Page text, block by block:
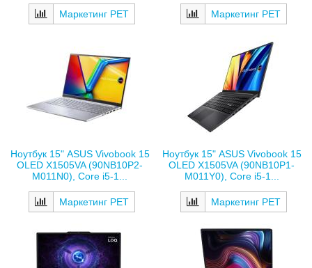
Маркетинг РЕТ Маркетинг РЕТ
Ноутбук 15" ASUS Vivobook 15
OLED X1505VA (90NB10P2-
M011N0), Core i5-1...
Маркетинг РЕТ
Ноутбук 15" ASUS Vivobook 15
OLED X1505VA (90NB10P1-
M011Y0), Core i5-1...
Маркетинг РЕТ